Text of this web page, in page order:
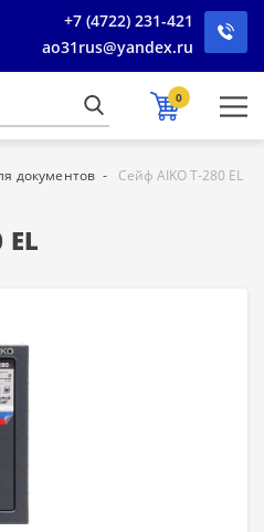
+7 (4722) 231-421
ao31rus@yandex.ru
0
документов Сейф AIKO Т-280 EL